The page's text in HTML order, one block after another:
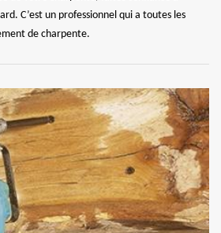
C’est un professionnel qui a toutes les
de charpente.